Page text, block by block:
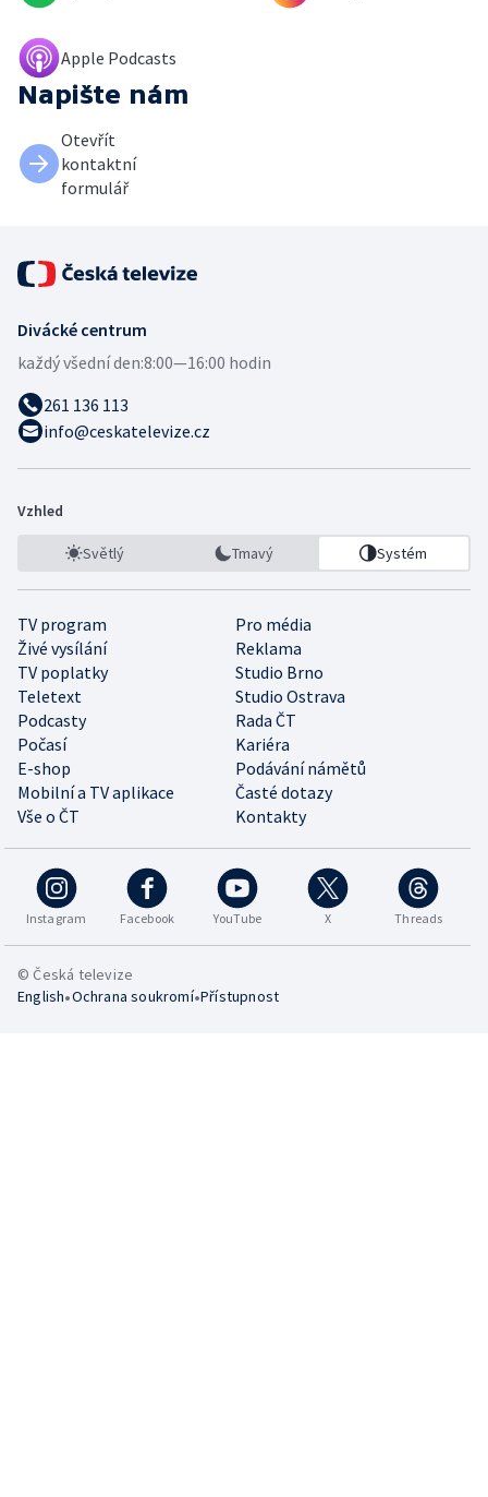
Apple Podcasts
Napište nám
Otevřít
kontaktní
formulář
Divácké centrum
každý všední den:8:00—16:00 hodin
261 136 113
info@ceskatelevize.cz
Vzhled
Světlý Tmavý Systém
TV program
Pro média
Živé vysílání
Reklama
TV poplatky
Studio Brno
Teletext
Studio Ostrava
Podcasty
Rada ČT
Počasí
Kariéra
E-shop
Podávání námětů
Mobilní a TV aplikace
Časté dotazy
Vše o ČT
Kontakty
Instagram Facebook YouTube X Threads
© Česká televize
English•Ochrana soukromí•Přístupnost